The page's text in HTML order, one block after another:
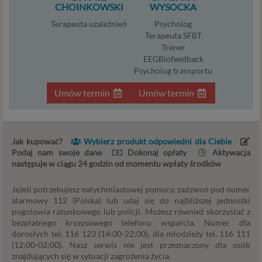
CHOINKOWSKI
Terapeuta uzależnień
Umów termin
WYSOCKA
Psycholog
Terapeuta SFBT
Trener
EEGBiofeedback
Psycholog transportu
Umów termin
Jak kupować?
Wybierz produkt odpowiedni dla Ciebie
Podaj nam swoje dane
Dokonaj opłaty
Aktywacja
następuje w ciągu 24 godzin od momentu wpłaty środków
Jeżeli potrzebujesz natychmiastowej pomocy, zadzwoń pod numer
alarmowy 112 (Polska) lub udaj się do najbliższej jednostki
pogotowia ratunkowego lub policji. Możesz również skorzystać z
bezpłatnego kryzysowego telefonu wsparcia. Numer dla
dorosłych tel. 116 123 (14:00-22:00), dla młodzieży tel. 116 111
(12:00-02:00). Nasz serwis nie jest przeznaczony dla osób
znajdujących się w sytuacji zagrożenia życia.
ograniczających tę zgodę, w przypadku niezbędności
danych do wykonania umowy – przez czas jej
wykonywania, a w przypadku, gdy podstawą
przetwarzania danych jest uzasadniony interes
administratora – do czasu istnienia tego uzasadnionego
Administratorzy
internetowego Psychorada.pl. Pełne dane administratora
możesz sprawdzić wchodząc na podstrone Kontakt.
Znajdziesz tam również informację o naszych Zaufanych
współpracujemy głównie w zakresie administracyjnym,
technologicznym koniecznym do prowadzenia serwisu i
marketingowym.
Przekazywanie danych